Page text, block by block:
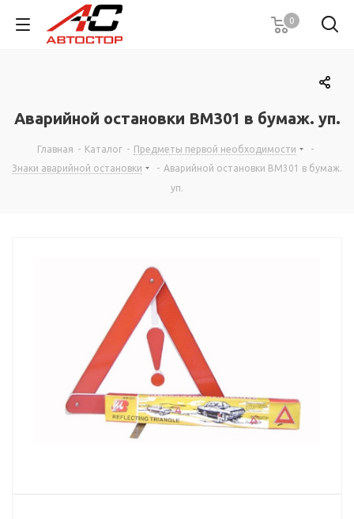
0
Аварийной остановки ВМ301 в бумаж. уп.
Главная - Каталог - Предметы первой необходимости
-
Знаки аварийной остановки
- Аварийной остановки ВМ301 в бумаж.
уп.